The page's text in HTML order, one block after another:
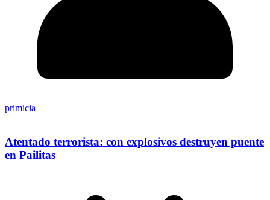
primicia
Atentado terrorista: con explosivos destruyen puente
en Pailitas